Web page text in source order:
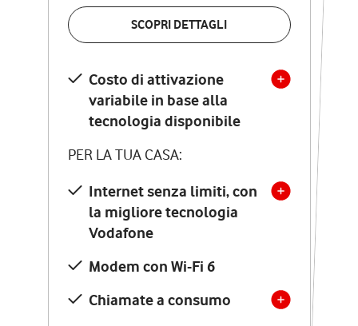
SCOPRI DETTAGLI
Costo di attivazione
variabile in base alla
tecnologia disponibile
PER LA TUA CASA:
Internet senza limiti, con
la migliore tecnologia
Vodafone
Modem con Wi-Fi 6
Chiamate a consumo
VERIFICA LA COPERTURA
Costo di attivazione
variabile in base alla
tecnologia disponibile
PER LA TUA CASA:
Internet senza limiti, con
la migliore tecnologia
Vodafone
Modem Seven con Wi-Fi 7
Chiamate illimitate verso
numeri fissi e mobili
nazionali